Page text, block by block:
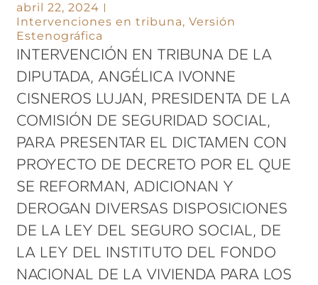
abril 22, 2024
Intervenciones en tribuna,Versión
Estenográfica
INTERVENCIÓN EN TRIBUNA DE LA
DIPUTADA, ANGÉLICA IVONNE
CISNEROS LUJAN, PRESIDENTA DE LA
COMISIÓN DE SEGURIDAD SOCIAL,
PARA PRESENTAR EL DICTAMEN CON
PROYECTO DE DECRETO POR EL QUE
SE REFORMAN, ADICIONAN Y
DEROGAN DIVERSAS DISPOSICIONES
DE LA LEY DEL SEGURO SOCIAL, DE
LA LEY DEL INSTITUTO DEL FONDO
NACIONAL DE LA VIVIENDA PARA LOS